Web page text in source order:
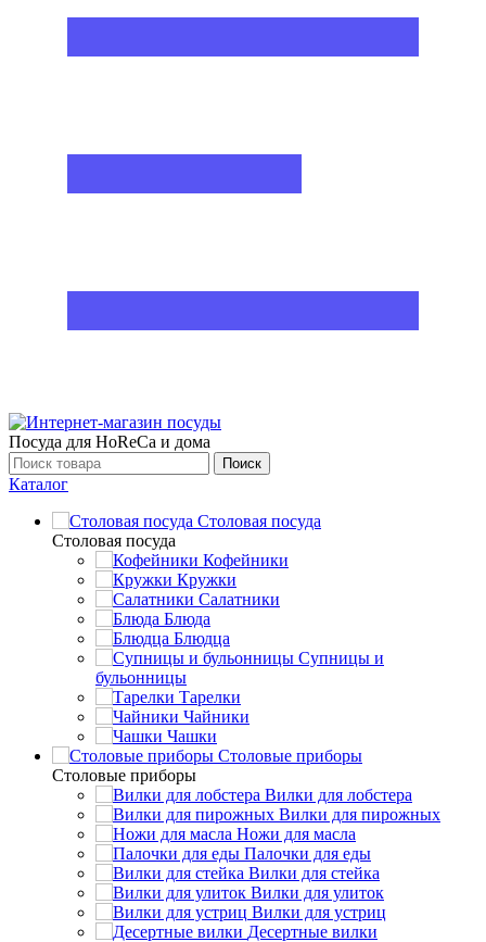
Посуда для HoReCa и дома
Поиск
Каталог
Столовая посуда
Столовая посуда
Кофейники
Кружки
Салатники
Блюда
Блюдца
Супницы и
бульонницы
Тарелки
Чайники
Чашки
Cтоловые приборы
Cтоловые приборы
Вилки для лобстера
Вилки для пирожных
Ножи для масла
Палочки для еды
Вилки для стейка
Вилки для улиток
Вилки для устриц
Десертные вилки